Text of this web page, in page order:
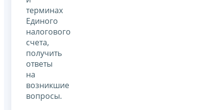
терминах
Единого
налогового
счета,
получить
ответы
на
возникшие
вопросы.